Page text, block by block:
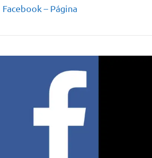
Facebook – Página